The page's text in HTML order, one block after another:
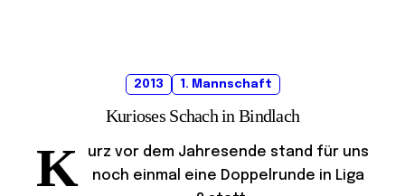
2013 1. Mannschaft
Kurioses Schach in Bindlach
K
urz vor dem Jahresende stand für uns
noch einmal eine Doppelrunde in Liga